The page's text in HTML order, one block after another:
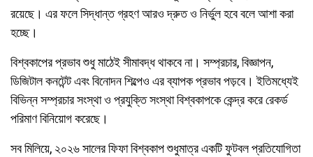
রয়েছে। এর ফলে সিদ্ধান্ত গ্রহণ আরও দ্রুত ও নির্ভুল হবে বলে আশা করা
হচ্ছে।
বিশ্বকাপের প্রভাব শুধু মাঠেই সীমাবদ্ধ থাকবে না। সম্প্রচার, বিজ্ঞাপন,
ডিজিটাল কনটেন্ট এবং বিনোদন শিল্পেও এর ব্যাপক প্রভাব পড়বে। ইতিমধ্যেই
বিভিন্ন সম্প্রচার সংস্থা ও প্রযুক্তি সংস্থা বিশ্বকাপকে কেন্দ্র করে রেকর্ড
পরিমাণ বিনিয়োগ করেছে।
সব মিলিয়ে, ২০২৬ সালের ফিফা বিশ্বকাপ শুধুমাত্র একটি ফুটবল প্রতিযোগিতা